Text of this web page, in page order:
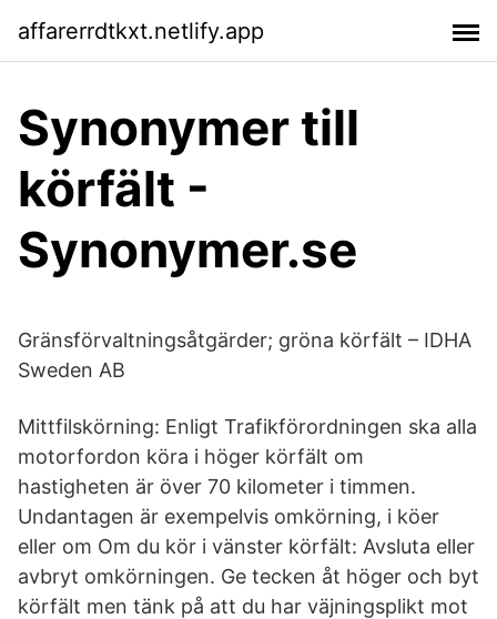
affarerrdtkxt.netlify.app
Synonymer till
körfält -
Synonymer.se
Gränsförvaltningsåtgärder; gröna körfält – IDHA
Sweden AB
Mittfilskörning: Enligt Trafikförordningen ska alla
motorfordon köra i höger körfält om
hastigheten är över 70 kilometer i timmen.
Undantagen är exempelvis omkörning, i köer
eller om Om du kör i vänster körfält: Avsluta eller
avbryt omkörningen. Ge tecken åt höger och byt
körfält men tänk på att du har väjningsplikt mot